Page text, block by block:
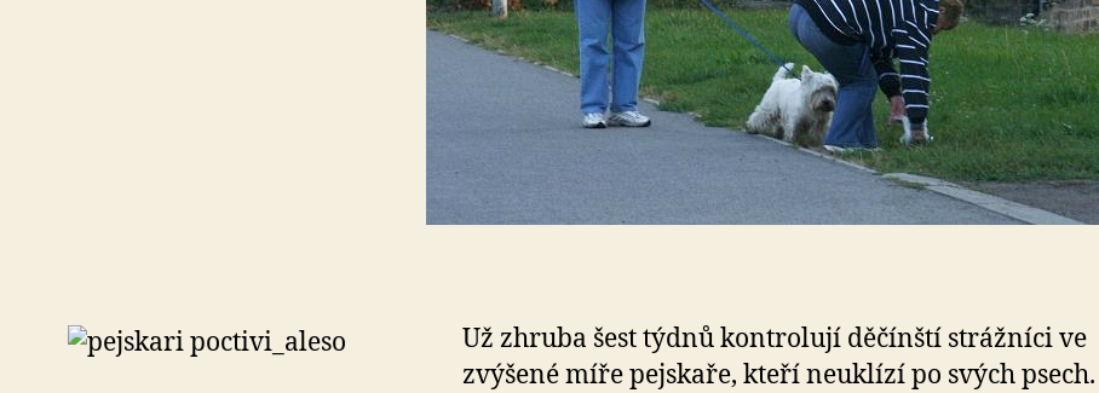
Už zhruba šest týdnů kontrolují děčínští strážníci ve
zvýšené míře pejskaře, kteří neuklízí po svých psech.